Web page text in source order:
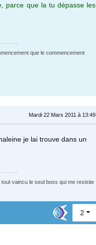
parce que la tu dépasse les
que le commencement
Mardi 22 Mars 2011 à 13:49
je lai trouve dans un
vaincu le seul boss qui me resisite
2